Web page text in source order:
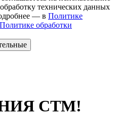
технических данных
— в Политике
Политике обработки
СТМ!